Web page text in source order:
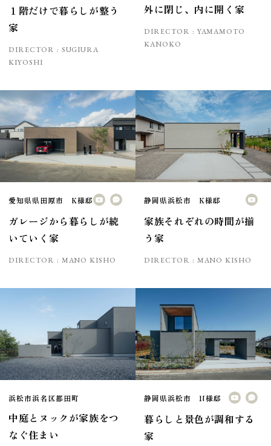
１階だけで暮らしが整う
家
DIRECTOR : SUGIURA
KIYOSHI
外に閉じ、内に開く家
DIRECTOR : YAMAMOTO
KANOKO
愛知県県田原市 K様邸
ガレージから暮らしが続
いていく家
DIRECTOR : MANO KISHO
静岡県浜松市 K様邸
家族それぞれの時間が揃
う家
DIRECTOR : MANO KISHO
浜松市浜名区都田町
中庭とヌックが家族をつ
なぐ住まい
静岡県浜松市 N様邸
暮らしと景色が調和する
家